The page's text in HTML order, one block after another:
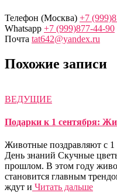
Телефон (Москва) +7
Whatsapp +7 (999)877-44-90
Почта tat642@yandex.ru
Похожие записи
ВЕДУЩИЕ
Подарки к 1 сентября:
Животные поздравляют с 1
День знаний Скучные
прошлом. В этом году
становится главным
ждут и Читать дальше